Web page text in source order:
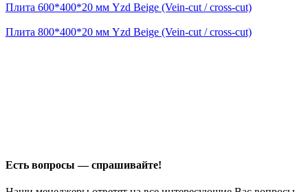
Плита 600*400*20 мм Yzd Beige (Vein-cut / cross-cut)
Плита 800*400*20 мм Yzd Beige (Vein-cut / cross-cut)
Есть вопросы — спрашивайте!